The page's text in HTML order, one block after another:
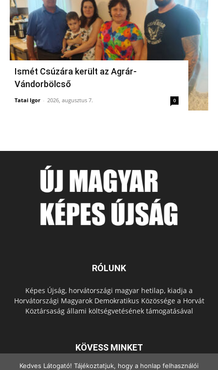
Ismét Csúzára került az Agrár-
Vándorbölcső
Tatai Igor - 2026, augusztus 7. 0
RÓLUNK
Képes Újság, horvátországi magyar hetilap, kiadja a
Horvátországi Magyarok Demokratikus Közössége a Horvát
Köztársaság állami költségvetésének támogatásával
KÖVESS MINKET
Kedves Látogató! Tájékoztatjuk, hogy a honlap felhasználói